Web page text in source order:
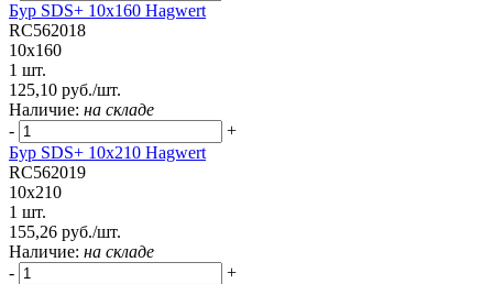
Бур SDS+ 10х160 Hagwert
RC562018
10x160
1 шт.
125,10 руб./шт.
Наличие: на складе
-
+
Бур SDS+ 10х210 Hagwert
RC562019
10x210
1 шт.
155,26 руб./шт.
Наличие: на складе
-
+